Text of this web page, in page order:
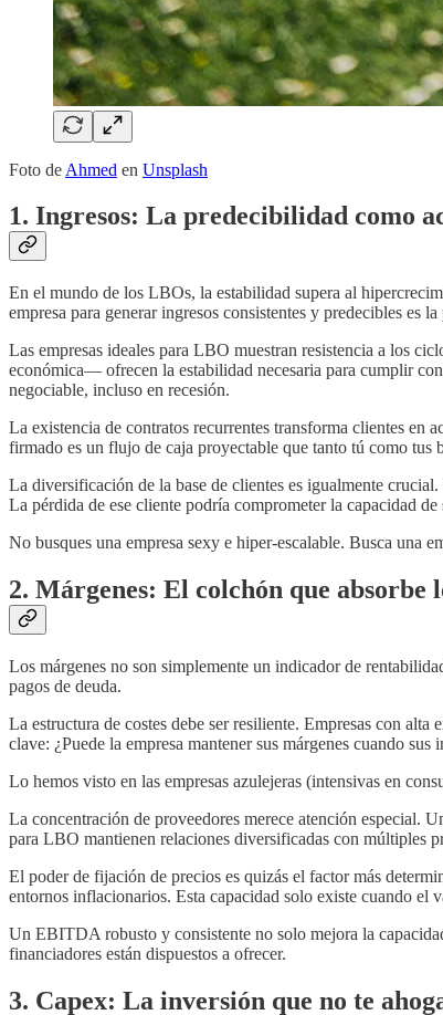
Foto de Ahmed en Unsplash
1. Ingresos: La predecibilidad como
En el mundo de los LBOs, la estabilidad supera al
empresa para generar ingresos consistentes y predecibles es
Las empresas ideales para LBO muestran resistencia a los
económica— ofrecen la estabilidad necesaria para cumplir
negociable, incluso en recesión.
La existencia de contratos recurrentes transforma clientes en
firmado es un flujo de caja proyectable que tanto tú como
La diversificación de la base de clientes es igualmente
La pérdida de ese cliente podría comprometer la capacidad
No busques una empresa sexy e hiper-escalable. Busca una
2. Márgenes: El colchón que absorbe
Los márgenes no son simplemente un indicador de
pagos de deuda.
La estructura de costes debe ser resiliente. Empresas con
clave: ¿Puede la empresa mantener sus márgenes cuando
Lo hemos visto en las empresas azulejeras (intensivas en
La concentración de proveedores merece atención especial.
para LBO mantienen relaciones diversificadas con múltiples
El poder de fijación de precios es quizás el factor más
entornos inflacionarios. Esta capacidad solo existe cuando el
Un EBITDA robusto y consistente no solo mejora la
financiadores están dispuestos a ofrecer.
3. Capex: La inversión que no te